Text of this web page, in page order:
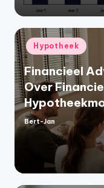
Geplaatst
in
Hypotheek
Financieel
Over
Geplaatst
Bert-Jan